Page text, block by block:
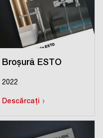
Broșură ESTO
2022
Descărcați ›